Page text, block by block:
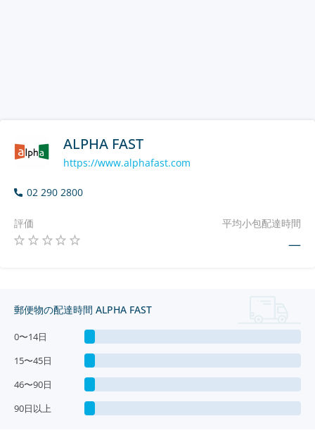
ALPHA FAST
https://www.alphafast.com
02 290 2800
評価 平均小包配達時間
—
郵便物の配達時間 ALPHA FAST
0〜14日
15〜45日
46〜90日
90日以上